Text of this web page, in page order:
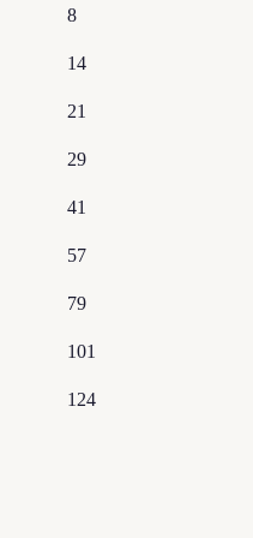
8
14
21
29
41
57
79
101
124